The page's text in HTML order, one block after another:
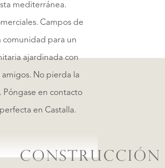
mediterránea.
Campos de
comunidad para un
ajardinada con
No pierda la
en contacto
en Castalla.
CONSTRUCCIÓN